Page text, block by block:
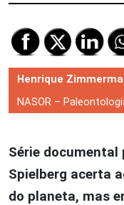
Henrique
NASOR –
Série documental
Spielberg acerta
do planeta, mas